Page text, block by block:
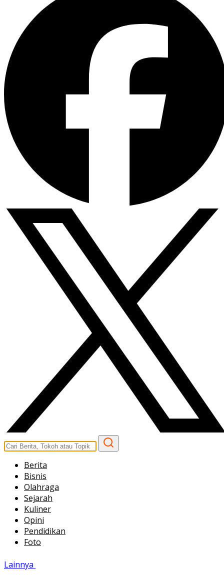
Berita
Bisnis
Olahraga
Sejarah
Kuliner
Opini
Pendidikan
Foto
Lainnya